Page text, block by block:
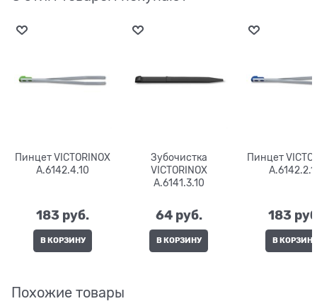
Пинцет VICTORINOX
A.6142.4.10
183 руб.
В КОРЗИНУ
Зубочистка
VICTORINOX
A.6141.3.10
64 руб.
В КОРЗИНУ
Пинцет
183
В КОРЗИНУ
Похожие товары